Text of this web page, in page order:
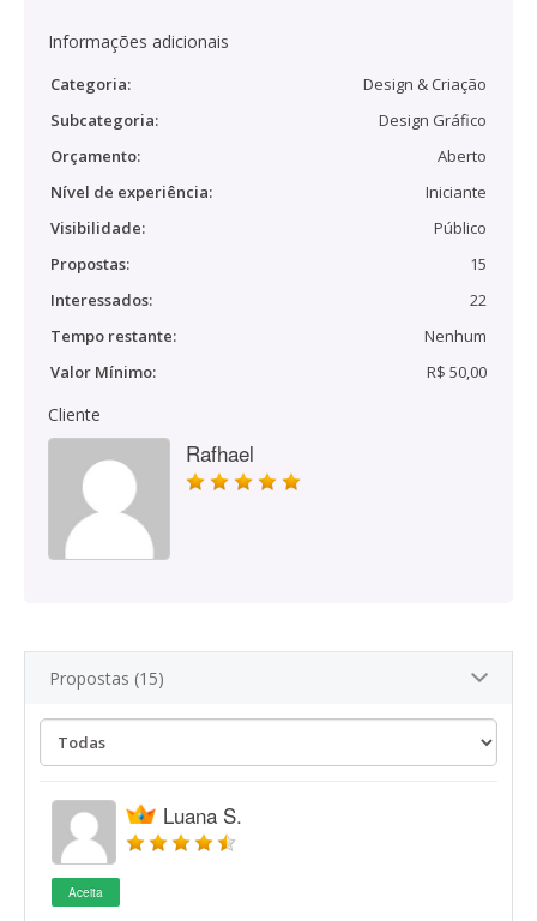
Informações adicionais
Categoria:
Design & Criação
Subcategoria:
Design Gráfico
Orçamento:
Aberto
Nível de experiência:
Iniciante
Visibilidade:
Público
Propostas:
15
Interessados:
22
Tempo restante:
Nenhum
Valor Mínimo:
R$ 50,00
Cliente
Rafhael
Propostas (15)
Luana S.
Aceita